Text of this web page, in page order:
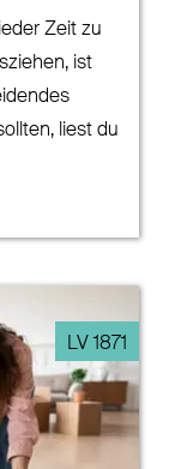
Zeit zu
ist
liest du
LV 1871